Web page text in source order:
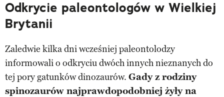
Odkrycie paleontologów w Wielkiej
Brytanii
Zaledwie kilka dni wcześniej paleontolodzy
informowali o odkryciu dwóch innych nieznanych do
tej pory gatunków dinozaurów. Gady z rodziny
spinozaurów najprawdopodobniej żyły na